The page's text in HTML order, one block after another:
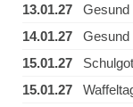
13.01.27 Gesund
14.01.27 Gesund
15.01.27
15.01.27